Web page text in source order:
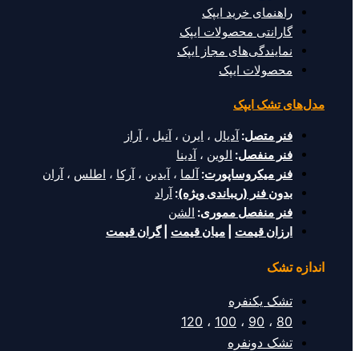
راهنمای خرید ایپک
گارانتی محصولات ایپک
نمایندگی‌های مجاز ایپک
محصولات ایپک
مدل‌های تشک ایپک
فنر متصل:آدیال ، ایرن ،آنیل ،آراز
فنر منفصل: الوین ،آدینا
فنر میکروساپورت:آلما ،آیدین ،آرکا ، اطلس ،آران
بدون فنر (ریباندی ویژه):آراد
فنر منفصل مموری: الشن
ارزان قیمت
میان قیمت |گران قیمت
اندازه تشک
تشک یکنفره
80 ، 90 ، 100 ، 120
تشک دونفره